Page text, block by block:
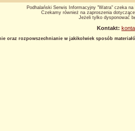
Podhalański Serwis Informacyjny "Watra" czeka
Czekamy również na zaproszenia
Jeżeli tylko dysponować
Kontakt:
oraz rozpowszechnianie w jakikolwiek sposób